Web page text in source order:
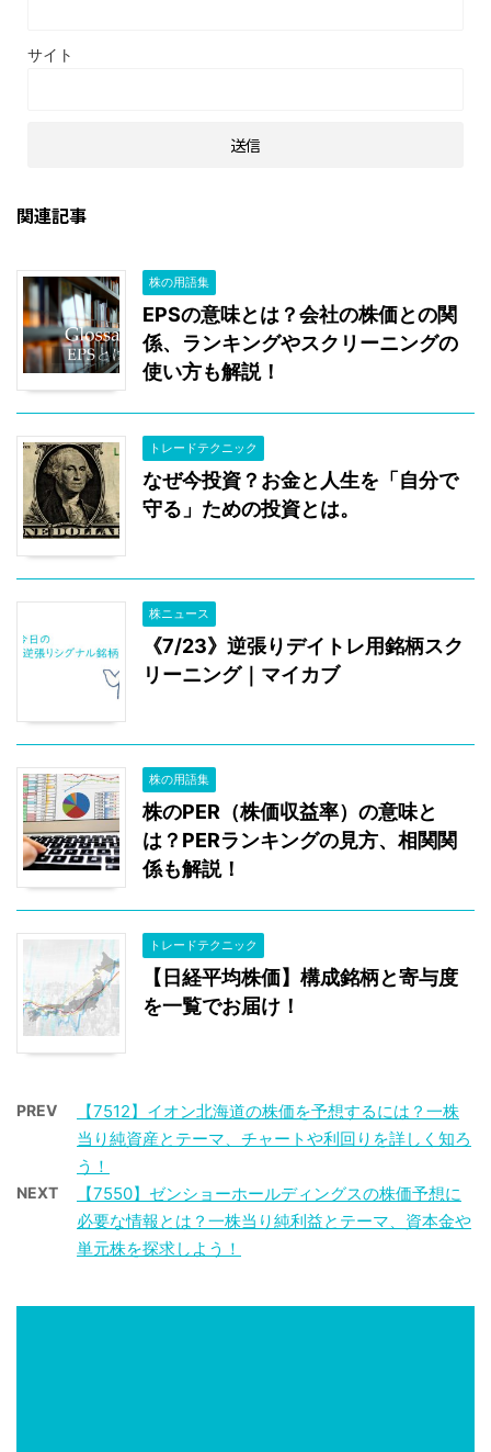
サイト
関連記事
株の用語集
EPSの意味とは？会社の株価との関
係、ランキングやスクリーニングの
使い方も解説！
トレードテクニック
なぜ今投資？お金と人生を「自分で
守る」ための投資とは。
株ニュース
《7/23》逆張りデイトレ用銘柄スク
リーニング｜マイカブ
株の用語集
株のPER（株価収益率）の意味と
は？PERランキングの見方、相関関
係も解説！
トレードテクニック
【日経平均株価】構成銘柄と寄与度
を一覧でお届け！
PREV
【7512】イオン北海道の株価を予想するには？一株
当り純資産とテーマ、チャートや利回りを詳しく知ろ
う！
NEXT
【7550】ゼンショーホールディングスの株価予想に
必要な情報とは？一株当り純利益とテーマ、資本金や
単元株を探求しよう！